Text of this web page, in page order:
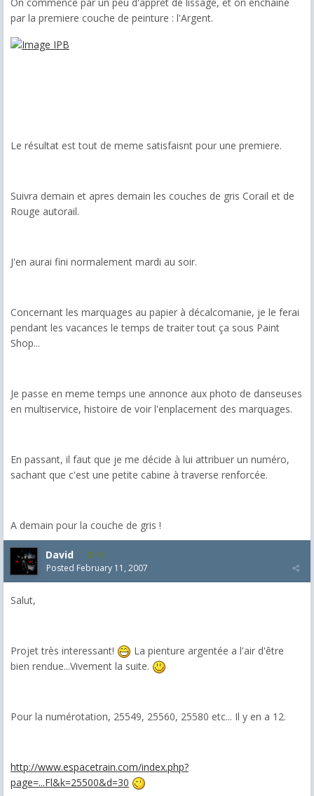
On commence par un peu d'appret de lissage, et on enchaine
par la premiere couche de peinture : l'Argent.
Le résultat est tout de meme satisfaisnt pour une premiere.
Suivra demain et apres demain les couches de gris Corail et de
Rouge autorail.
J'en aurai fini normalement mardi au soir.
Concernant les marquages au papier à décalcomanie, je le ferai
pendant les vacances le temps de traiter tout ça sous Paint
Shop...
Je passe en meme temps une annonce aux photo de danseuses
en multiservice, histoire de voir l'enplacement des marquages.
En passant, il faut que je me décide à lui attribuer un numéro,
sachant que c'est une petite cabine à traverse renforcée.
A demain pour la couche de gris !
David 13
Posted February 11, 2007
Salut,
Projet très interessant!
La pienture argentée a l'air d'être
bien rendue...Vivement la suite.
Pour la numérotation, 25549, 25560, 25580 etc... Il y en a 12.
http://www.espacetrain.com/index.php?
page=...Fl&k=25500&d=30